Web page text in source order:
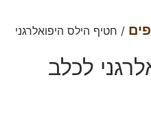
/ חטיף הילס היפואלרגני
לכלב